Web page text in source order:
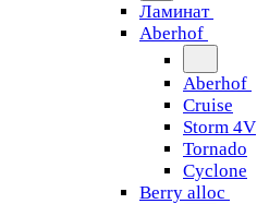
Ламинат
Aberhof
Aberhof
Cruise
Storm 4V
Tornado
Сyclone
Berry alloc